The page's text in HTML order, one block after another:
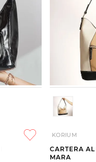
KORIUM
CARTERA
MARA